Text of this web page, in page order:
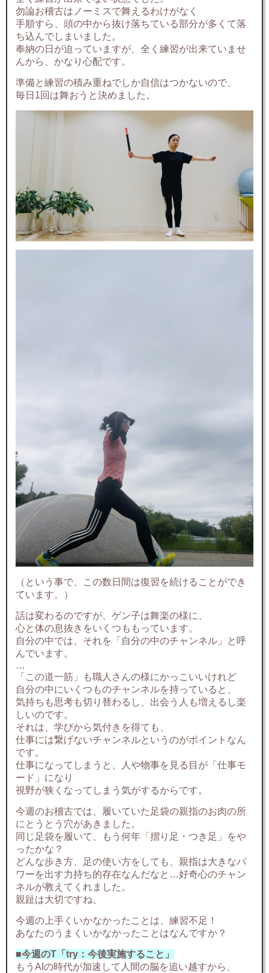
勿論お稽古はノーミスで舞えるわけがなく
手順すら、頭の中から抜け落ちている部分が多くて落
ち込んでしまいました。
奉納の日が迫っていますが、全く練習が出来ていませ
んから、かなり心配です。
準備と練習の積み重ねでしか自信はつかないので、
毎日1回は舞おうと決めました。
（という事で、この数日間は復習を続けることができ
ています。）
話は変わるのですが、ゲン子は舞楽の様に、
心と体の息抜きをいくつももっています。
自分の中では、それを「自分の中のチャンネル」と呼
んでいます。
…
「この道一筋」も職人さんの様にかっこいいけれど
自分の中にいくつものチャンネルを持っていると、
気持ちも思考も切り替わるし、出会う人も増えるし楽
しいのです。
それは、学びから気付きを得ても、
仕事には繋げないチャンネルというのがポイントなん
です。
仕事になってしまうと、人や物事を見る目が「仕事モ
ード」になり
視野が狭くなってしまう気がするからです。
今週のお稽古では、履いていた足袋の親指のお肉の所
にとうとう穴があきました。
同じ足袋を履いて、もう何年「摺り足・つき足」をや
ったかな？
どんな歩き方、足の使い方をしても、親指は大きなパ
ワーを出す力持ち的存在なんだなと…好奇心のチャン
ネルが教えてくれました。
親趾は大切ですね。
今週の上手くいかなかったことは、練習不足！
あなたのうまくいかなかったことはなんですか？
■今週のT「try：今後実施すること」
もうAIの時代が加速して人間の脳を追い越すから、